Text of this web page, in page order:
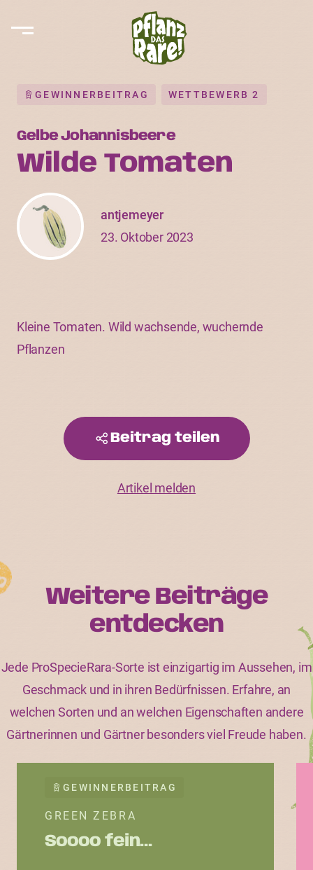
GEWINNERBEITRAG WETTBEWERB 2
Gelbe Johannisbeere
Wilde Tomaten
antjemeyer
23. Oktober 2023
Kleine Tomaten. Wild wachsende, wuchernde
Pflanzen
Beitrag teilen
Artikel melden
Weitere Beiträge
entdecken
Jede ProSpecieRara-Sorte ist einzigartig im Aussehen, im
Geschmack und in ihren Bedürfnissen. Erfahre, an
welchen Sorten und an welchen Eigenschaften andere
Gärtnerinnen und Gärtner besonders viel Freude haben.
GEWINNERBEITRAG
GREEN ZEBRA
Soooo fein…